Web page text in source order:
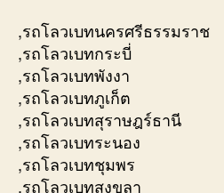
,รถโลวเบทนครศรีธรรมราช
,รถโลวเบทกระบี่
,รถโลวเบทพังงา
,รถโลวเบทภูเก็ต
,รถโลวเบทสุราษฎร์ธานี
,รถโลวเบทระนอง
,รถโลวเบทชุมพร
,รถโลวเบทสงขลา